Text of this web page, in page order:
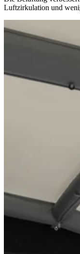
Luftzirkulation und